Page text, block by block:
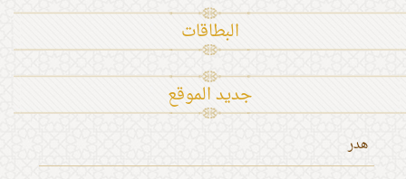
البطاقات
جديد الموقع
هدر